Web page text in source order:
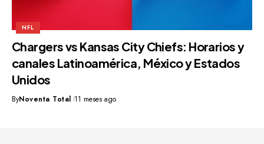
NFL
Chargers vs Kansas City Chiefs: Horarios y
canales Latinoamérica, México y Estados
Unidos
ByNoventa Total 11 meses ago